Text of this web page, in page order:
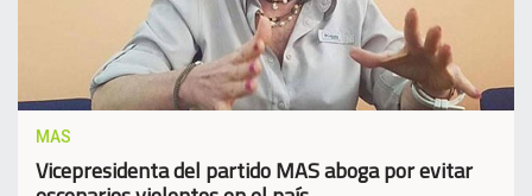
MAS
Vicepresidenta del partido MAS aboga por evitar